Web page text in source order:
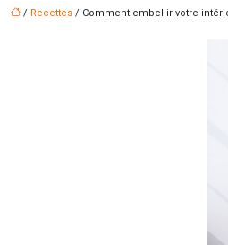
/ Recettes / Comment embellir votre